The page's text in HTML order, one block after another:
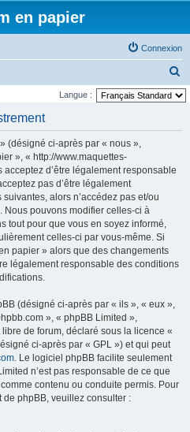
en papier
Connexion
e
Langue :
(désigné ci-après par « nous »,
», « http://www.maquettes-
d’être légalement responsable
pas d’être légalement
alors n’accédez pas et/ou
Nous pouvons modifier celles-ci à
tout pour que vous en soyez informé,
celles-ci par vous-même. Si
papier » alors que des changements
légalement responsable des conditions
(désigné ci-après par « ils », « eux »,
», « phpBB Limited »,
de forum, déclaré sous la licence «
ci-après par « GPL ») et qui peut
. Le logiciel phpBB facilite seulement
n’est pas responsable de ce que
contenu ou conduite permis. Pour
phpBB, veuillez consulter :